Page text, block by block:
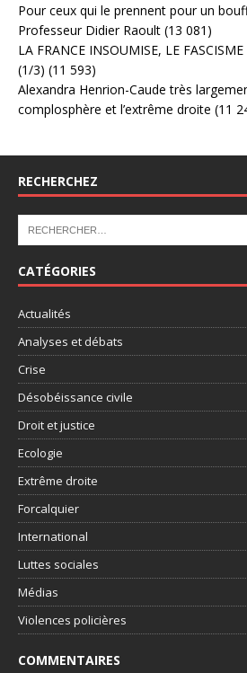
Pour ceux qui le prennent pour un
Professeur Didier Raoult (13 081)
LA FRANCE INSOUMISE, LE
(1/3) (11 593)
Alexandra Henrion-Caude très
complosphère et l’extrême droite (11
RECHERCHEZ
CATÉGORIES
Actualités
Analyses et débats
Crise
Désobéissance civile
Droit et justice
Ecologie
Extrême droite
Forcalquier
International
Luttes sociales
Médias
Violences policières
COMMENTAIRES